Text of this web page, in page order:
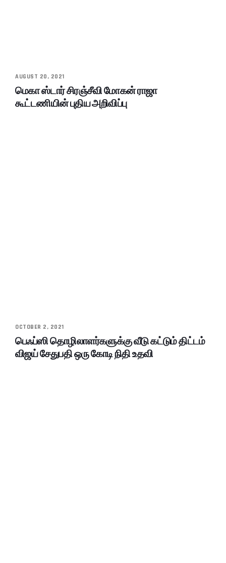
AUGUST 20, 2021
மெகா ஸ்டார் சிரஞ்சீவி மோகன் ராஜா
கூட்டணியின் புதிய அறிவிப்பு
OCTOBER 2, 2021
பெஃப்ஸி தொழிலாளர்களுக்கு வீடு கட்டும் திட்டம்
விஜய் சேதுபதி ஒரு கோடி நிதி உதவி